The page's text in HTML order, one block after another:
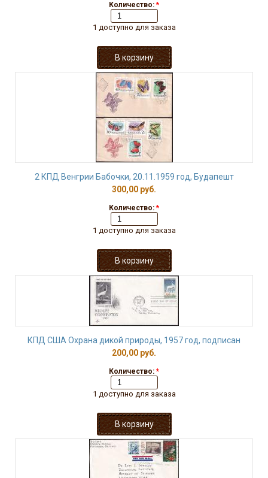
Количество: *
1 доступно для заказа
2 КПД Венгрии Бабочки, 20.11.1959 год, Будапешт
300,00 руб.
Количество: *
1 доступно для заказа
КПД США Охрана дикой природы, 1957 год, подписан
200,00 руб.
Количество: *
1 доступно для заказа